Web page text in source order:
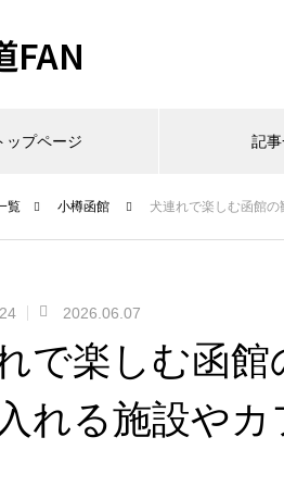
FAN
ップページ 記
覧 小樽函館 犬連れで楽しむ函館
2026.06.07
で楽しむ函
れる施設やカ